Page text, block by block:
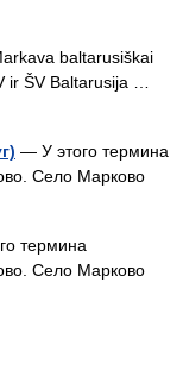
baltarusiškai
ir ŠV Baltarusija …
— У этого термина
Село Марково
термина
Село Марково